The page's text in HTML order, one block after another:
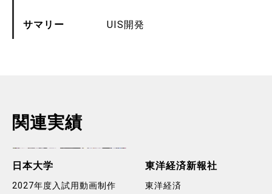
サマリー UIS開発
関連実績
日本大学
2027年度入試用動画制作
東洋経済新報社
東洋経済